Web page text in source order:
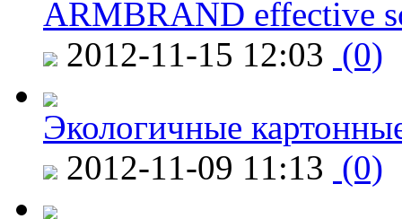
ARMBRAND effective
2012-11-15 12:03 (0)
Экологичные
2012-11-09 11:13 (0)